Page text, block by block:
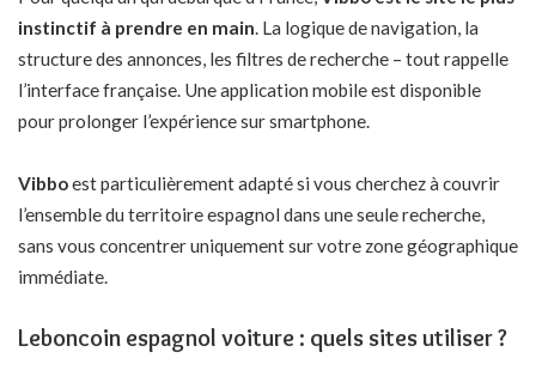
instinctif à prendre en main. La logique de navigation, la
structure des annonces, les filtres de recherche – tout rappelle
l’interface française. Une application mobile est disponible
pour prolonger l’expérience sur smartphone.
Vibboest particulièrement adapté si vous cherchez à couvrir
l’ensemble du territoire espagnol dans une seule recherche,
sans vous concentrer uniquement sur votre zone géographique
immédiate.
Leboncoin espagnol voiture : quels sites utiliser ?